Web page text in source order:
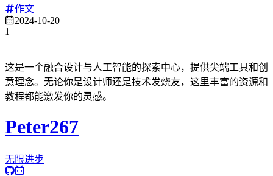
作文
2024-10-20
1
这是一个融合设计与人工智能的探索中心，提供尖端工具和创
意理念。无论你是设计师还是技术发烧友，这里丰富的资源和
教程都能激发你的灵感。
Peter267
无限进步